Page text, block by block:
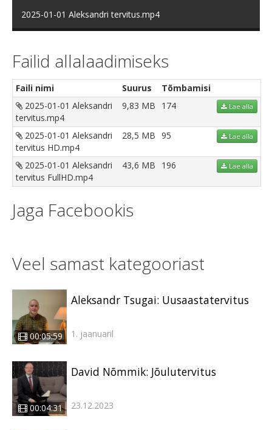
2025-01-01 Aleksandri tervitus.mp4
Failid allalaadimiseks
Faili nimi Suurus
Tõmbamisi
2025-01-01 Aleksandri
tervitus.mp4
9,83 MB 174 Lae alla
2025-01-01 Aleksandri
tervitus HD.mp4
28,5 MB 95 Lae alla
2025-01-01 Aleksandri
tervitus FullHD.mp4
43,6 MB 196 Lae alla
Jaga Facebookis
Veel samast kategooriast
00:05:59
Aleksandr Tsugai: Uusaastatervitus
1. jaanuaril
00:04:31
David Nõmmik: Jõulutervitus
23.12.2023